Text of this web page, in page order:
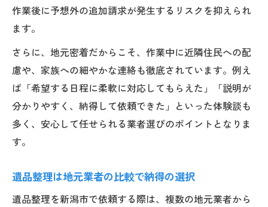
作業後に予想外の追加請求が発生するリスクを抑えられ
ます。
さらに、地元密着だからこそ、作業中に近隣住民への配
慮や、家族への細やかな連絡も徹底されています。例え
ば「希望する日程に柔軟に対応してもらえた」「説明が
分かりやすく、納得して依頼できた」といった体験談も
多く、安心して任せられる業者選びのポイントとなりま
す。
遺品整理は地元業者の比較で納得の選択
遺品整理を新潟市で依頼する際は、複数の地元業者から